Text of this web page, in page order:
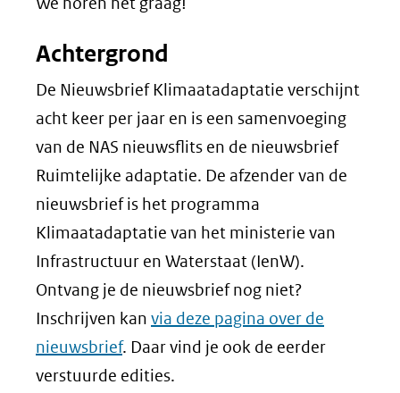
website)
Achtergrond
De Nieuwsbrief Klimaatadaptatie verschijnt
acht keer per jaar en is een samenvoeging
van de NAS nieuwsflits en de nieuwsbrief
Ruimtelijke adaptatie. De afzender van de
nieuwsbrief is het programma
Klimaatadaptatie van het ministerie van
Infrastructuur en Waterstaat (IenW).
Ontvang je de nieuwsbrief nog niet?
Inschrijven kan via deze pagina over de
nieuwsbrief. Daar vind je ook de eerder
verstuurde edities.